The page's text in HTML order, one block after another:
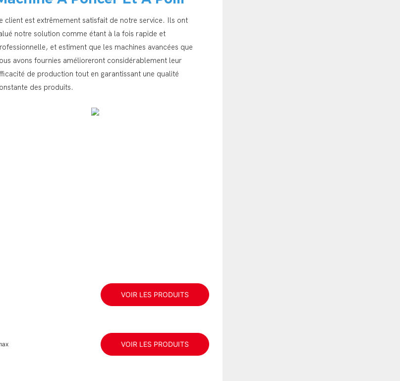
client est extrêmement satisfait de notre service. Ils ont
notre solution comme étant à la fois rapide et
et estiment que les machines avancées que
avons fournies amélioreront considérablement leur
de production tout en garantissant une qualité
des produits.
VOIR LES PRODUITS
VOIR LES PRODUITS